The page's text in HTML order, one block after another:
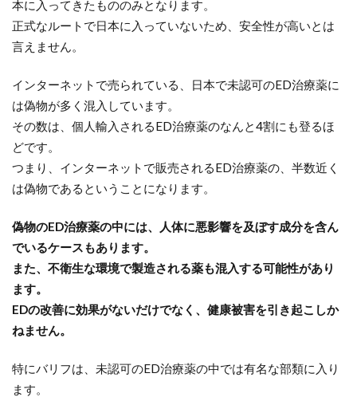
本に入ってきたもののみとなります。
正式なルートで日本に入っていないため、安全性が高いとは
言えません。
インターネットで売られている、日本で未認可のED治療薬に
は偽物が多く混入しています。
その数は、個人輸入されるED治療薬のなんと4割にも登るほ
どです。
つまり、インターネットで販売されるED治療薬の、半数近く
は偽物であるということになります。
偽物のED治療薬の中には、人体に悪影響を及ぼす成分を含ん
でいるケースもあります。
また、不衛生な環境で製造される薬も混入する可能性があり
ます。
EDの改善に効果がないだけでなく、健康被害を引き起こしか
ねません。
特にバリフは、未認可のED治療薬の中では有名な部類に入り
ます。